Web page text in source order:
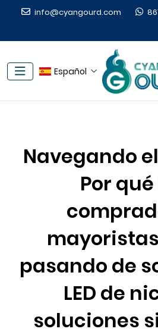
info@cyangourd.com
Español
Navegando
Por
pasando de
LED de
soluciones